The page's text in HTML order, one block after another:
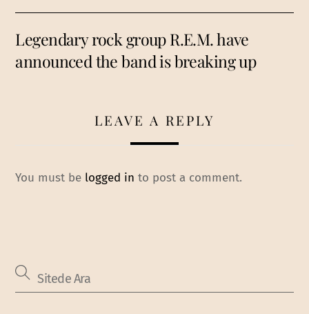
Legendary rock group R.E.M. have
announced the band is breaking up
LEAVE A REPLY
You must be logged in to post a comment.